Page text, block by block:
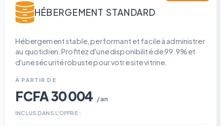
HÉBERGEMENT STANDARD
Hébergement stable, performant et facile à administrer
au quotidien. Profitez d'une disponibilité de 99.9% et
d'une sécurité robuste pour votre site vitrine.
À PARTIR DE
FCFA 30 004 /an
INCLUS DANS L'OFFRE :